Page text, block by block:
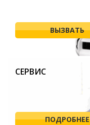
ВЫЗВАТЬ
СЕРВИС
ПОДРОБНЕЕ